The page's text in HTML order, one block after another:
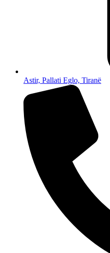
Astir, Pallati Eglo, Tiranë